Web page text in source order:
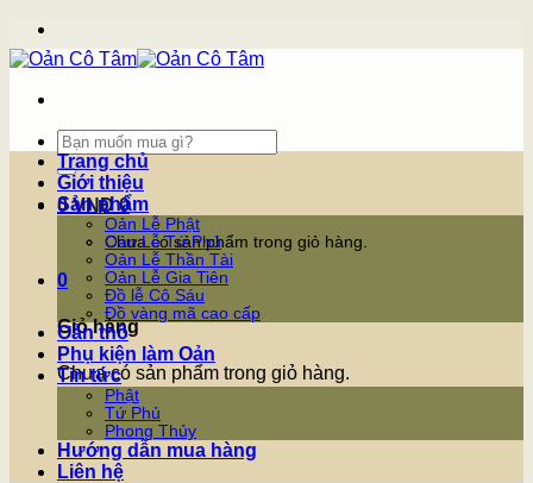
Skip
to
content
Tìm
kiếm:
0VNĐ 0
Chưa có sản phẩm trong giỏ hàng.
0
Giỏ hàng
Chưa có sản phẩm trong giỏ hàng.
Trang chủ
Giới thiệu
Sản phẩm
Oản Lễ Phật
Oản Lễ Tứ Phủ
Oản Lễ Thần Tài
Oản Lễ Gia Tiên
Đồ lễ Cô Sáu
Đồ vàng mã cao cấp
Oản thô
Phụ kiện làm Oản
Tin tức
Phật
Tứ Phủ
Phong Thủy
Hướng dẫn mua hàng
Liên hệ